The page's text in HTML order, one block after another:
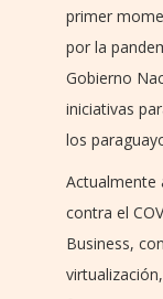
primer
por la
Gobierno
iniciativas
los
Actualmente
contra el
Business,